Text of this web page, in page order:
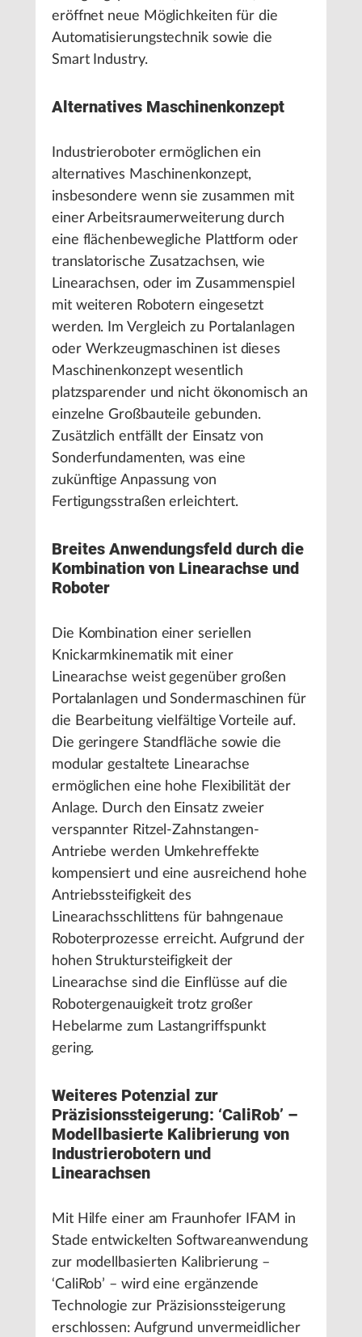
eröffnet neue Möglichkeiten für die
Automatisierungstechnik sowie die
Smart Industry.
Alternatives Maschinenkonzept
Industrieroboter ermöglichen ein
alternatives Maschinenkonzept,
insbesondere wenn sie zusammen mit
einer Arbeitsraumerweiterung durch
eine flächenbewegliche Plattform oder
translatorische Zusatzachsen, wie
Linearachsen, oder im Zusammenspiel
mit weiteren Robotern eingesetzt
werden. Im Vergleich zu Portalanlagen
oder Werkzeugmaschinen ist dieses
Maschinenkonzept wesentlich
platzsparender und nicht ökonomisch an
einzelne Großbauteile gebunden.
Zusätzlich entfällt der Einsatz von
Sonderfundamenten, was eine
zukünftige Anpassung von
Fertigungsstraßen erleichtert.
Breites Anwendungsfeld durch die
Kombination von Linearachse und
Roboter
Die Kombination einer seriellen
Knickarmkinematik mit einer
Linearachse weist gegenüber großen
Portalanlagen und Sondermaschinen für
die Bearbeitung vielfältige Vorteile auf.
Die geringere Standfläche sowie die
modular gestaltete Linearachse
ermöglichen eine hohe Flexibilität der
Anlage. Durch den Einsatz zweier
verspannter Ritzel-Zahnstangen-
Antriebe werden Umkehreffekte
kompensiert und eine ausreichend hohe
Antriebssteifigkeit des
Linearachsschlittens für bahngenaue
Roboterprozesse erreicht. Aufgrund der
hohen Struktursteifigkeit der
Linearachse sind die Einflüsse auf die
Robotergenauigkeit trotz großer
Hebelarme zum Lastangriffspunkt
gering.
Weiteres Potenzial zur
Präzisionssteigerung: ‘CaliRob’ –
Modellbasierte Kalibrierung von
Industrierobotern und
Linearachsen
Mit Hilfe einer am Fraunhofer IFAM in
Stade entwickelten Softwareanwendung
zur modellbasierten Kalibrierung –
‘CaliRob’ – wird eine ergänzende
Technologie zur Präzisionssteigerung
erschlossen: Aufgrund unvermeidlicher